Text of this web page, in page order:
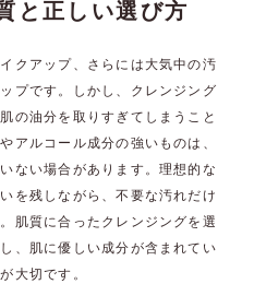
と正しい選び方
クアップ、さらには大気中の汚
プです。しかし、クレンジング
の油分を取りすぎてしまうこと
アルコール成分の強いものは、
ない場合があります。理想的な
を残しながら、不要な汚れだけ
肌質に合ったクレンジングを選
、肌に優しい成分が含まれてい
大切です。